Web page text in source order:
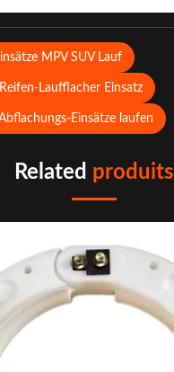
MPV SUV Lauf
Laufflacher Einsatz
Einsätze laufen
Related produits